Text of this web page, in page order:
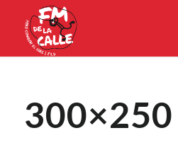
300×250